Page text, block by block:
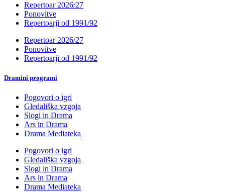
Repertoar 2026/27
Ponovitve
Repertoarji od 1991/92
Repertoar 2026/27
Ponovitve
Repertoarji od 1991/92
Dramini programi
Pogovori o igri
Gledališka vzgoja
Slogi in Drama
Ars in Drama
Drama Mediateka
Pogovori o igri
Gledališka vzgoja
Slogi in Drama
Ars in Drama
Drama Mediateka